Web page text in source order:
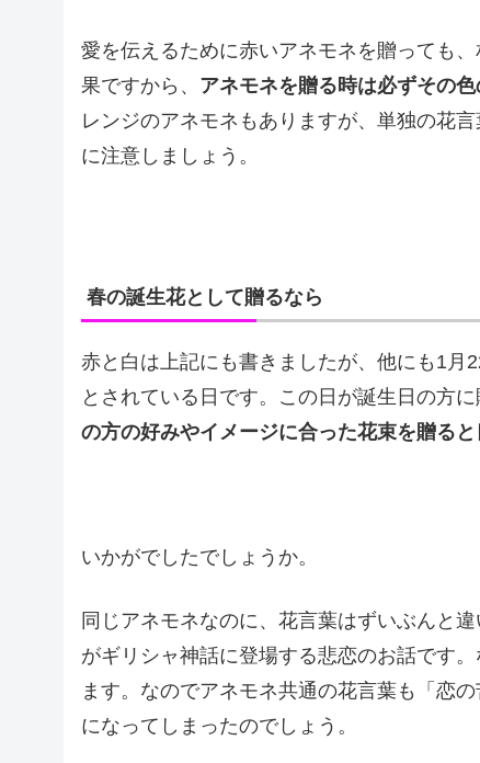
愛を伝えるために赤いアネモネを贈っても
果ですから、 アネモネを贈る時は必ずその
レンジのアネモネもありますが、単独の花
に注意しましょう。
春の誕生花として贈るなら
赤と白は上記にも書きましたが、他にも1月
とされている日です。この日が誕生日の方
の方の好みやイメージに合った花束を贈ると
いかがでしたでしょうか。
同じアネモネなのに、花言葉はずいぶんと
がギリシャ神話に登場する悲恋のお話です
ます。なのでアネモネ共通の花言葉も「恋
になってしまったのでしょう。